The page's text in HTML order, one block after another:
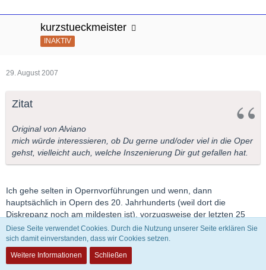
kurzstueckmeister
INAKTIV
29. August 2007
Zitat
Original von Alviano
mich würde interessieren, ob Du gerne und/oder viel in die Oper
gehst, vielleicht auch, welche Inszenierung Dir gut gefallen hat.
Ich gehe selten in Opernvorführungen und wenn, dann
hauptsächlich in Opern des 20. Jahrhunderts (weil dort die
Diskrepanz noch am mildesten ist), vorzugsweise der letzten 25
Jahre. Bei Opern, die älter sind als 50 Jahre habe ich dabei
möglichst viel die Augen geschlossen.
Operninszenierungen haben mich bislang nicht wirklich begeistert.
Diese Seite verwendet Cookies. Durch die Nutzung unserer Seite erklären Sie
sich damit einverstanden, dass wir Cookies setzen.
Weitere Informationen
Schließen